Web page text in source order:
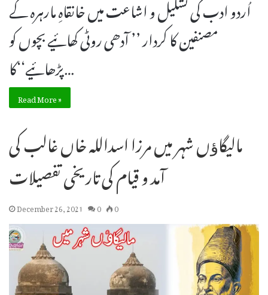
اُردو ادب کی تشکیل و اشاعت میں خانقاہِ مارہرہ کے
مصنفین کا کردار ’’ آدھی روٹی کھائیے بچوں کو
پڑھائیے‘‘کا…
Read More »
مالیگاﺅں شہر میں مرزا اسداللہ خاں غالب کی
آمد و قیام کی تاریخی تفصیلات
December 26, 2021 0 0